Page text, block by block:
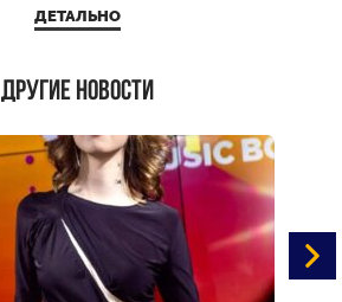
ДЕТАЛЬНО
Другие новости